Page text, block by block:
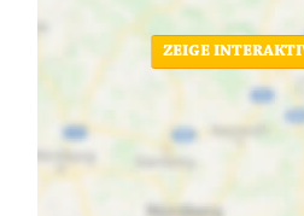
ZEIGE